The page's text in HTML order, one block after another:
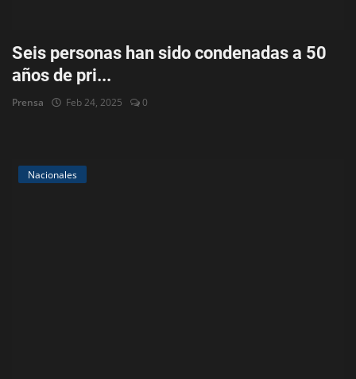
Seis personas han sido condenadas a 50
años de pri...
Prensa Feb 24, 2025 0
Nacionales